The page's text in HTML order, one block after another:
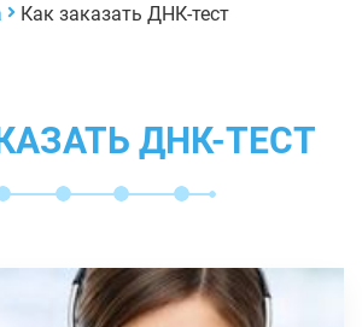
Как заказать ДНК-тест
ДНК-ТЕСТ